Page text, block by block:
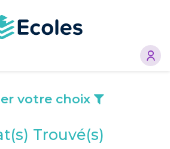
votre choix
Trouvé(s)